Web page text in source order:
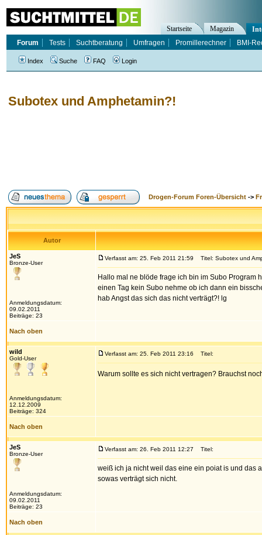
Subotex und Amphetamin?!
Drogen-Forum Foren-Übersicht ->
Autor
JeS
Bronze-User
Anmeldungsdatum:
09.02.2011
Beiträge: 23
Verfasst am: 25. Feb 2011 21:59 Titel: Subotex und
Hallo mal ne blöde frage ich bin im Subo Program
einen Tag kein Subo nehme ob ich dann ein
hab Angst das sich das nicht verträgt?! lg
Nach oben
wild
Gold-User
Anmeldungsdatum:
12.12.2009
Beiträge: 324
Verfasst am: 25. Feb 2011 23:16 Titel:
Warum sollte es sich nicht vertragen? Brauchst
Nach oben
JeS
Bronze-User
Anmeldungsdatum:
09.02.2011
Beiträge: 23
Verfasst am: 26. Feb 2011 12:27 Titel:
weiß ich ja nicht weil das eine ein poiat is und das
sowas verträgt sich nicht.
Nach oben
Startseite Magazin
Forum
Tests Suchtberatung Umfragen Promillerechner BMI-
Index Suche FAQ Login